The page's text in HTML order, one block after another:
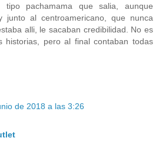
tipo pachamama que salia, aunque
junto al centroamericano, que nunca
alli, le sacaban credibilidad. No es
historias, pero al final contaban todas
de 2018 a las 3:26